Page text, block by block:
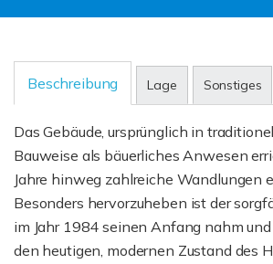
Beschreibung Lage Sonstiges
Das Gebäude, ursprünglich in
Bauweise als bäuerliches Anwesen
Jahre hinweg zahlreiche Wandlungen
Besonders hervorzuheben ist der
im Jahr 1984 seinen Anfang nahm und
den heutigen, modernen Zustand des